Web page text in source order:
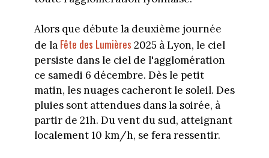
Alors que débute la deuxième journée
de la Fête des Lumières 2025 à Lyon, le ciel
persiste dans le ciel de l'agglomération
ce samedi 6 décembre. Dès le petit
matin, les nuages cacheront le soleil. Des
pluies sont attendues dans la soirée, à
partir de 21h. Du vent du sud, atteignant
localement 10 km/h, se fera ressentir.